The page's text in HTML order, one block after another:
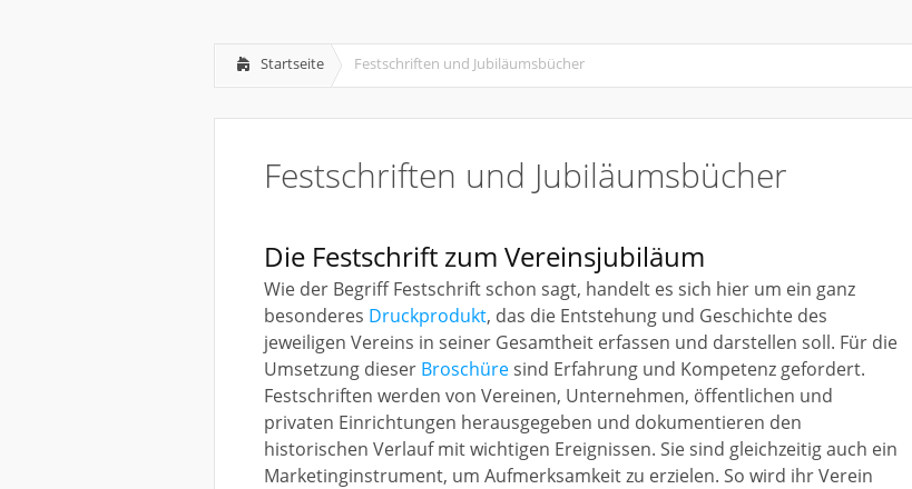
Startseite Festschriften und Jubiläumsbücher
Festschriften und Jubiläumsbücher
Die Festschrift zum Vereinsjubiläum
Wie der Begriff Festschrift schon sagt, handelt es sich hier um ein ganz
besonderes Druckprodukt, das die Entstehung und Geschichte des
jeweiligen Vereins in seiner Gesamtheit erfassen und darstellen soll. Für die
Umsetzung dieser Broschüresind Erfahrung und Kompetenz gefordert.
Festschriften werden von Vereinen, Unternehmen, öffentlichen und
privaten Einrichtungen herausgegeben und dokumentieren den
historischen Verlauf mit wichtigen Ereignissen. Sie sind gleichzeitig auch ein
Marketinginstrument, um Aufmerksamkeit zu erzielen. So wird ihr Verein